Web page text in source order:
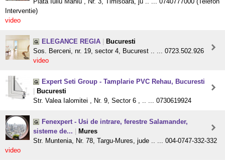
Interventie)
video
ELEGANCE REGIA
Bucuresti
Sos. Berceni, nr. 19, sector 4, Bucurest .. ... 0723.502.926
video
Expert Seti Group - Tamplarie PVC Rehau, Bucuresti
Bucuresti
Str. Valea Ialomitei , Nr. 9, Sector 6 , .. ... 0730619924
Fenexpert - Usi de intrare, ferestre Salamander,
sisteme de...
Mures
Str. Muntenia, Nr. 78, Targu-Mures, jude .. ... 004-0747-332-332
video